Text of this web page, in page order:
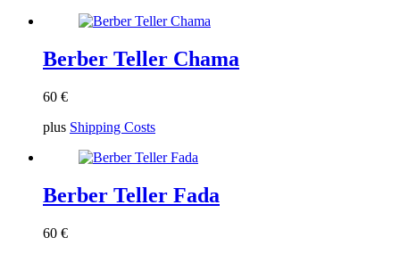
Berber Teller Chama
60 €
plus Shipping Costs
Berber Teller Fada
60 €